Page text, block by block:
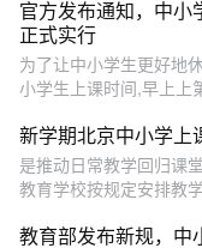
官方发布通知，中小
正式实行
为了让中小学生更好地
小学生上课时间,早上上
新学期北京中小学上
是推动日常教学回归课
教育学校按规定安排教
教育部发布新规，中